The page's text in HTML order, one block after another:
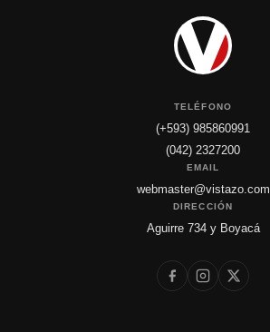
TELÉFONO
(+593) 985860991
(042) 2327200
EMAIL
webmaster@vistazo.com
DIRECCIÓN
Aguirre 734 y Boyacá